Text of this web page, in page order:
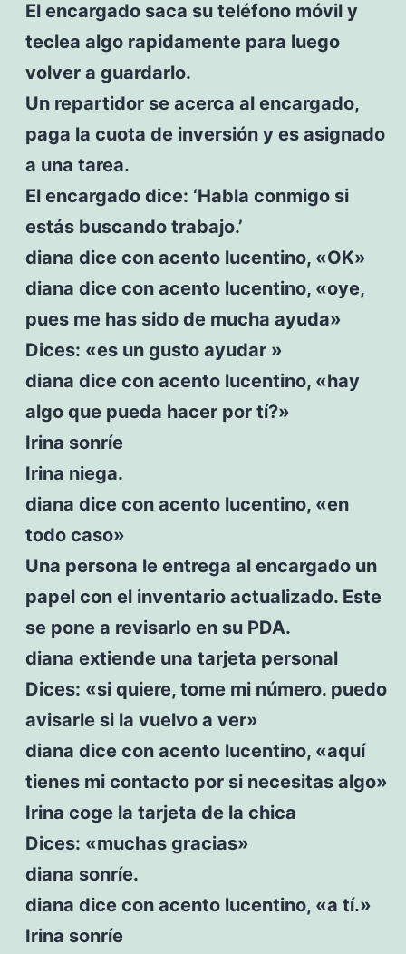
El encargado saca su teléfono móvil y
teclea algo rapidamente para luego
volver a guardarlo.
Un repartidor se acerca al encargado,
paga la cuota de inversión y es asignado
a una tarea.
El encargado dice: ‘Habla conmigo si
estás buscando trabajo.’
diana dice con acento lucentino, «OK»
diana dice con acento lucentino, «oye,
pues me has sido de mucha ayuda»
Dices: «es un gusto ayudar »
diana dice con acento lucentino, «hay
algo que pueda hacer por tí?»
Irina sonríe
Irina niega.
diana dice con acento lucentino, «en
todo caso»
Una persona le entrega al encargado un
papel con el inventario actualizado. Este
se pone a revisarlo en su PDA.
diana extiende una tarjeta personal
Dices: «si quiere, tome mi número. puedo
avisarle si la vuelvo a ver»
diana dice con acento lucentino, «aquí
tienes mi contacto por si necesitas algo»
Irina coge la tarjeta de la chica
Dices: «muchas gracias»
diana sonríe.
diana dice con acento lucentino, «a tí.»
Irina sonríe